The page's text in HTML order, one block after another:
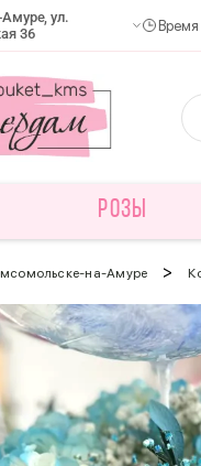
ул.
36
Время
РОЗЫ
на-Амуре >